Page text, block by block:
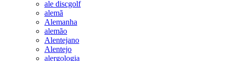
ale discgolf
alemã
Alemanha
alemão
Alentejano
Alentejo
alergologia